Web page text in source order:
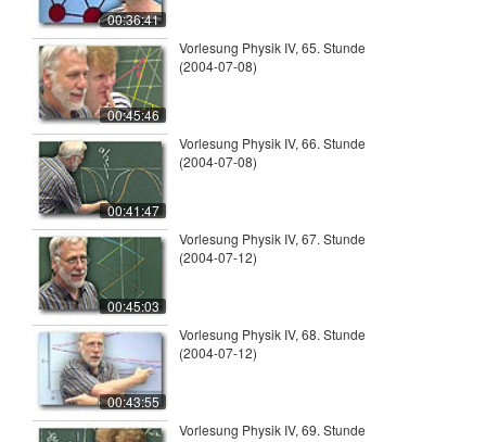
00:36:41
00:45:46
Vorlesung Physik IV, 65. Stunde
(2004-07-08)
00:41:47
Vorlesung Physik IV, 66. Stunde
(2004-07-08)
00:45:03
Vorlesung Physik IV, 67. Stunde
(2004-07-12)
00:43:55
Vorlesung Physik IV, 68. Stunde
(2004-07-12)
Vorlesung Physik IV, 69. Stunde